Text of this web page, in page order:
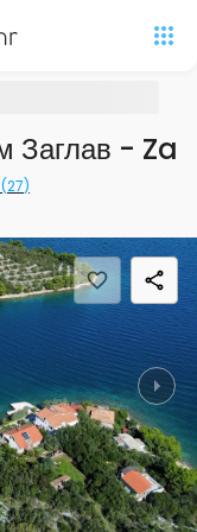
Заглав -
(27)
Next